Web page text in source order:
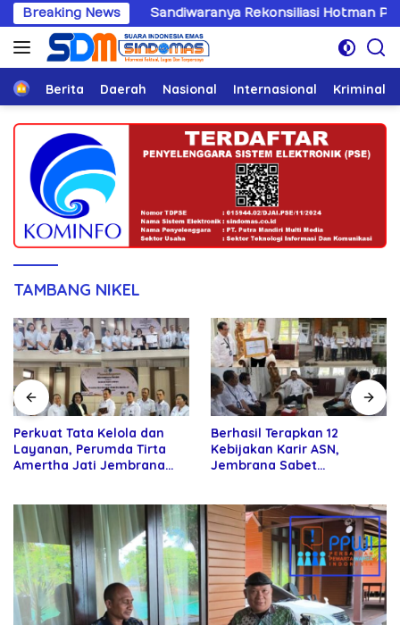
Langsung
ke
konten
Breaking News
Riau Sandiwaranya Rekonsiliasi Hotman
HomeBerita Daerah Nasional Internasional Kriminal
TAMBANG NIKEL
Perkuat Tata Kelola dan
Layanan, Perumda Tirta
Amertha Jati Jembrana
Berhasil Terapkan 12
Kebijakan Karir ASN,
Jembrana Sabet